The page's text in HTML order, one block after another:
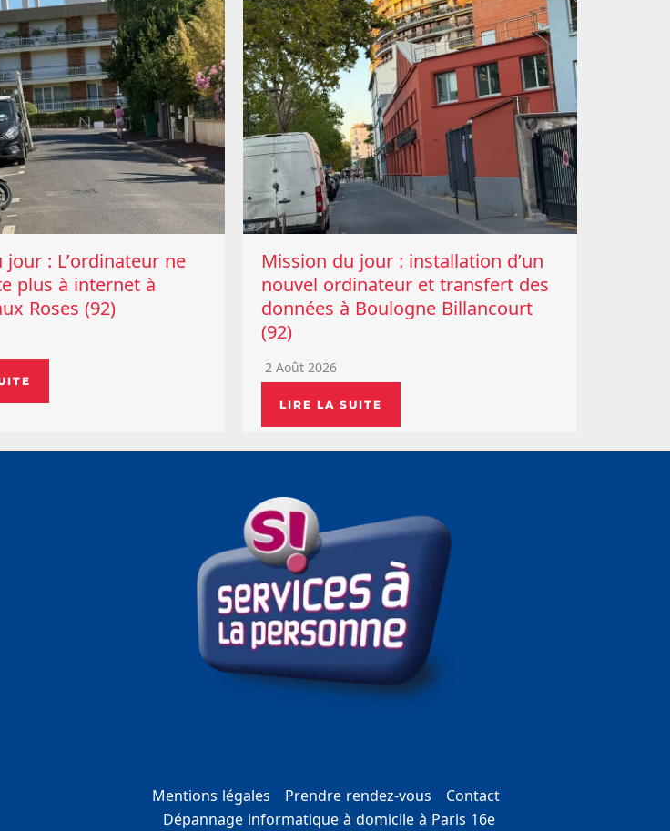
jour : L’ordinateur ne
plus à internet à
Roses (92)
Mission du jour : installation d’un
nouvel ordinateur et transfert des
données à Boulogne Billancourt
(92)
2 Août 2026
LIRE LA SUITE
Mentions légales Prendre rendez-vous
Contact
Dépannage informatique à domicile à Paris 16e